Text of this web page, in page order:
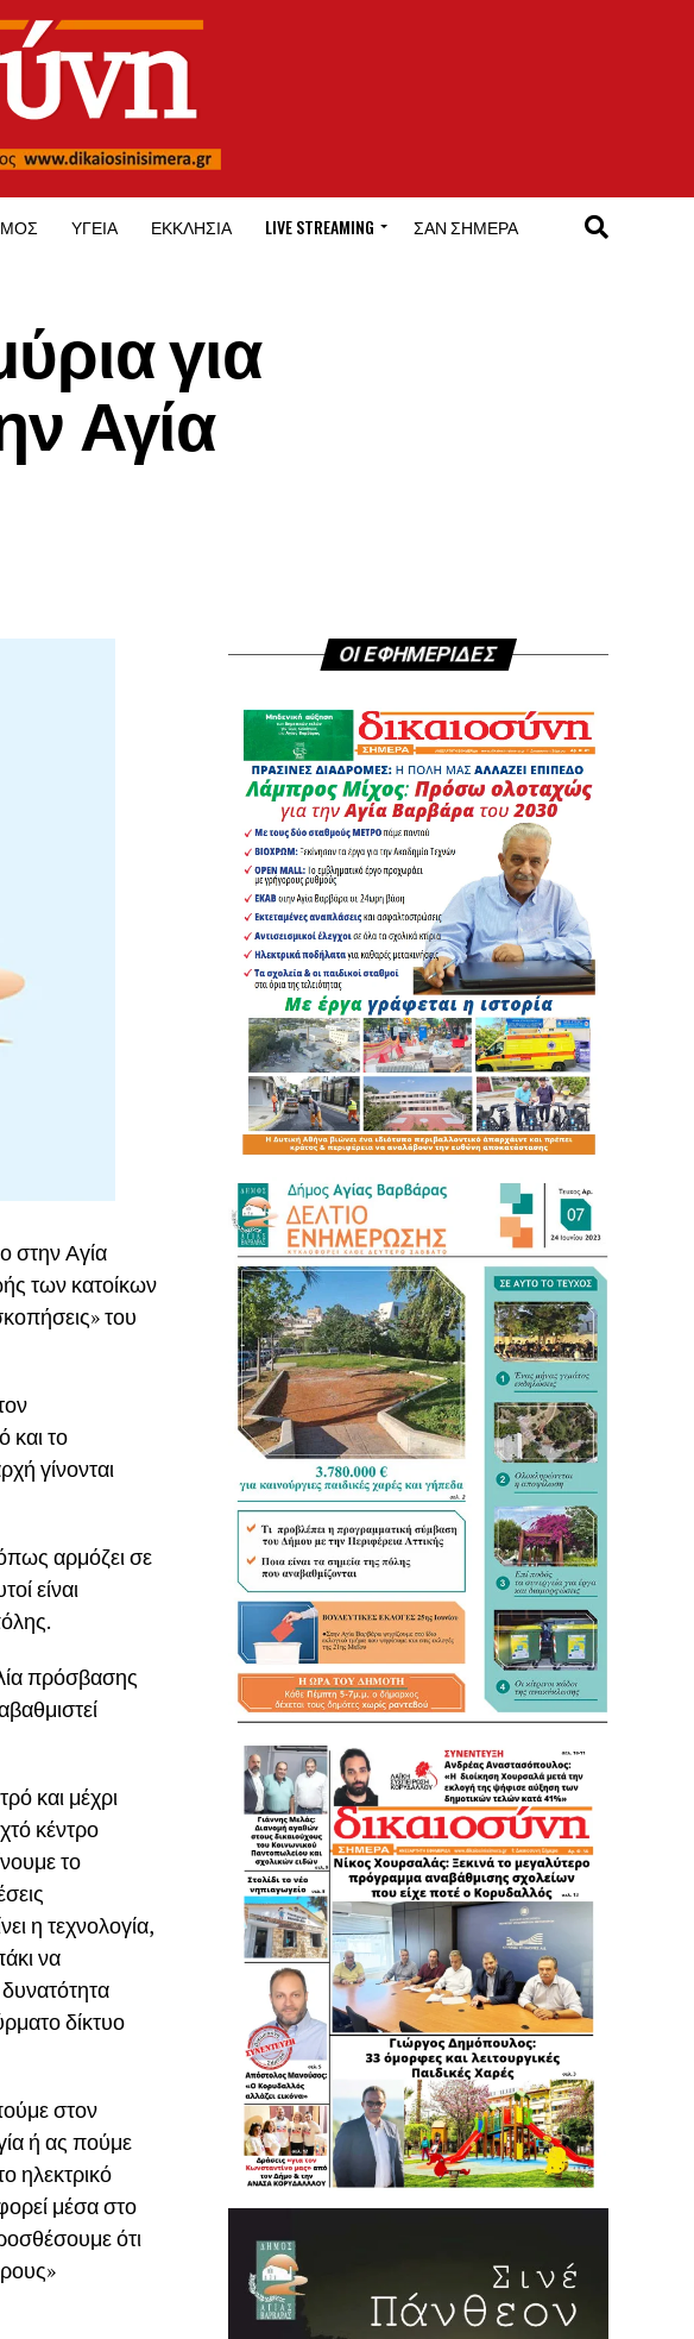
ΥΓΕΊΑ ΕΚΚΛΗΣΊΑ LIVE STREAMING ΣΑΝ ΣΉΜΕΡΑ
για
Αγία
στην Αγία
των κατοίκων
του
και το
γίνονται
αρμόζει σε
είναι
πρόσβασης
και μέχρι
κέντρο
το
η τεχνολογία,
να
δίκτυο
στον
ή ας πούμε
ηλεκτρικό
μέσα στο
ότι
ΟΙ ΕΦΗΜΕΡΙΔΕΣ